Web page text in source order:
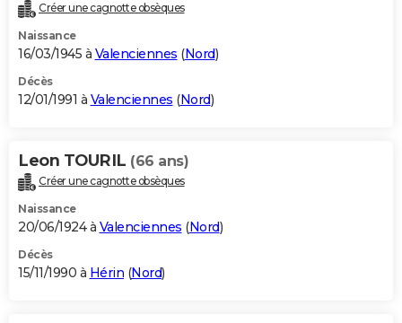
Créer une cagnotte obsèques
Naissance
16/03/1945 à Valenciennes (Nord)
Décès
12/01/1991 à Valenciennes (Nord)
Leon TOURIL (66 ans)
Créer une cagnotte obsèques
Naissance
20/06/1924 à Valenciennes (Nord)
Décès
15/11/1990 à Hérin (Nord)